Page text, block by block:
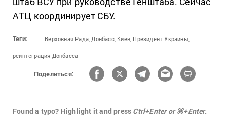
АТЦ координирует СБУ.
Теги: Верховная Рада, Донбасс, Киев, Президент Украины,
реинтеграция Донбасса
Поделиться:
Found a typo? Highlight it and press Ctrl+Enter or ⌘+Enter.